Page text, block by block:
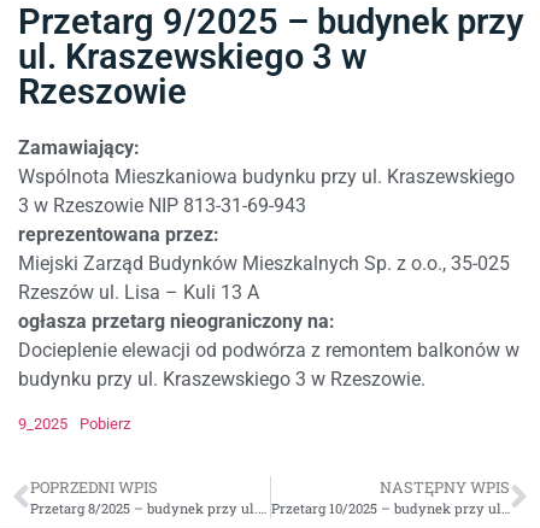
Przetarg 9/2025 – budynek przy
ul. Kraszewskiego 3 w
Rzeszowie
Zamawiający:
Wspólnota Mieszkaniowa budynku przy ul. Kraszewskiego
3 w Rzeszowie NIP 813-31-69-943
reprezentowana przez:
Miejski Zarząd Budynków Mieszkalnych Sp. z o.o., 35-025
Rzeszów ul. Lisa – Kuli 13 A
ogłasza przetarg nieograniczony na:
Docieplenie elewacji od podwórza z remontem balkonów w
budynku przy ul. Kraszewskiego 3 w Rzeszowie.
9_2025 Pobierz
POPRZEDNI WPIS
Przetarg 8/2025 – budynek przy ul. Krzywoustego 5 w Rzeszowie
NASTĘPNY WPIS
Przetarg 10/2025 – budynek przy ul. B. Westerplatte 4A w Rzeszowie